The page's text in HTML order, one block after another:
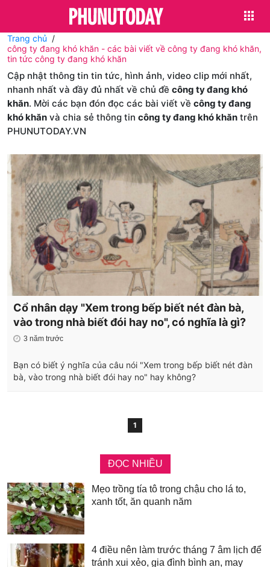
Trang chủ
công ty đang khó khăn - các bài viết về công ty đang khó khăn,
tin tức công ty đang khó khăn
Cập nhật thông tin tin tức, hình ảnh, video clip mới nhất,
nhanh nhất và đầy đủ nhất về chủ đề công ty đang khó
khăn. Mời các bạn đón đọc các bài viết về công ty đang
khó khăn và chia sẻ thông tin công ty đang khó khăn trên
PHUNUTODAY.VN
Cổ nhân dạy "Xem trong bếp biết nét đàn bà,
vào trong nhà biết đói hay no", có nghĩa là gì?
3 năm trước
Bạn có biết ý nghĩa của câu nói "Xem trong bếp biết nét đàn
bà, vào trong nhà biết đói hay no" hay không?
1
ĐỌC NHIỀU
Mẹo trồng tía tô trong chậu cho lá to,
xanh tốt, ăn quanh năm
4 điều nên làm trước tháng 7 âm lịch để
tránh xui xẻo, gia đình bình an, may